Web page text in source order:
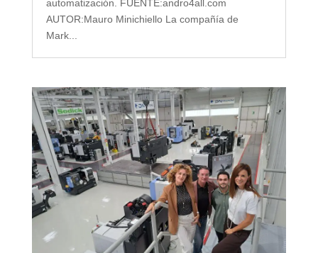
automatización. FUENTE:andro4all.com
AUTOR:Mauro Minichiello La compañía de
Mark...